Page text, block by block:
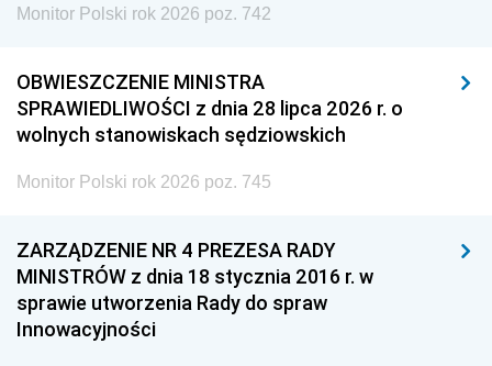
Monitor Polski rok 2026 poz. 742
OBWIESZCZENIE MINISTRA
SPRAWIEDLIWOŚCI z dnia 28 lipca 2026 r. o
wolnych stanowiskach sędziowskich
Monitor Polski rok 2026 poz. 745
ZARZĄDZENIE NR 4 PREZESA RADY
MINISTRÓW z dnia 18 stycznia 2016 r. w
sprawie utworzenia Rady do spraw
Innowacyjności